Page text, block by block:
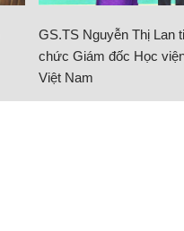
GS.TS Nguyễn Thị Lan
chức Giám đốc Học
Việt Nam